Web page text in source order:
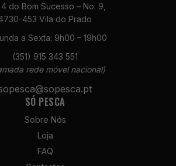
4 do Bom Sucesso – No. 9,
453 Vila do Prado
a Sexta: 9h00 – 19h00
(351) 915 343 551
rede móvel nacional)
SÓ PESCA
Sobre Nós
Loja
FAQ
Estes cookies
não são
opcionais. São
para o
funcionamento